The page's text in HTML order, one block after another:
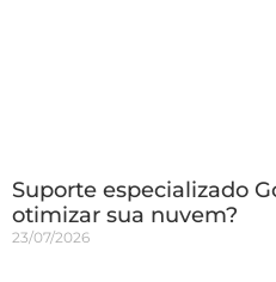
Suporte especializado
otimizar sua nuvem?
23/07/2026